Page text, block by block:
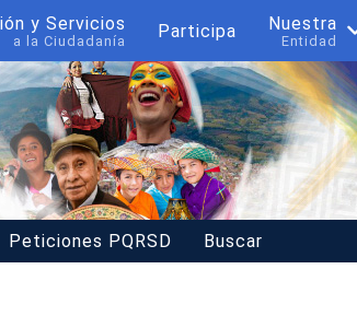
y Servicios
a la Ciudadanía Participa Nuestra
Entidad
Peticiones PQRSD Buscar